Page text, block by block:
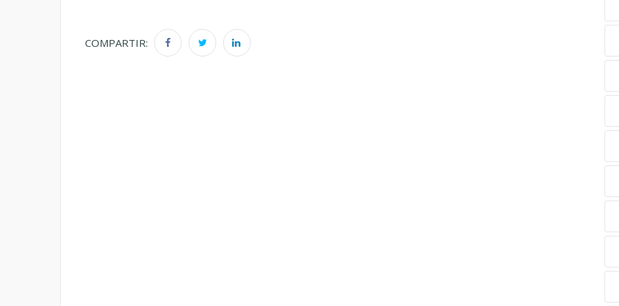
COMPARTIR: